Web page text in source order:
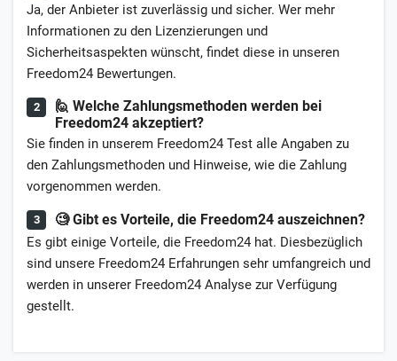
Ja, der Anbieter ist zuverlässig und sicher. Wer mehr
Informationen zu den Lizenzierungen und
Sicherheitsaspekten wünscht, findet diese in unseren
Freedom24 Bewertungen.
🙋 Welche Zahlungsmethoden werden bei
Freedom24 akzeptiert?
Sie finden in unserem Freedom24 Test alle Angaben zu
den Zahlungsmethoden und Hinweise, wie die Zahlung
vorgenommen werden.
🧐 Gibt es Vorteile, die Freedom24 auszeichnen?
Es gibt einige Vorteile, die Freedom24 hat. Diesbezüglich
sind unsere Freedom24 Erfahrungen sehr umfangreich und
werden in unserer Freedom24 Analyse zur Verfügung
gestellt.